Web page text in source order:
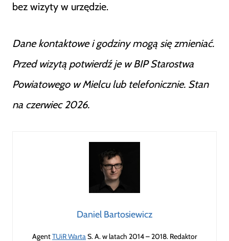
bez wizyty w urzędzie.
Dane kontaktowe i godziny mogą się zmieniać.
Przed wizytą potwierdź je w BIP Starostwa
Powiatowego w Mielcu lub telefonicznie. Stan
na czerwiec 2026.
Daniel Bartosiewicz
AgentTUiR WartaS. A. w latach 2014 – 2018. Redaktor